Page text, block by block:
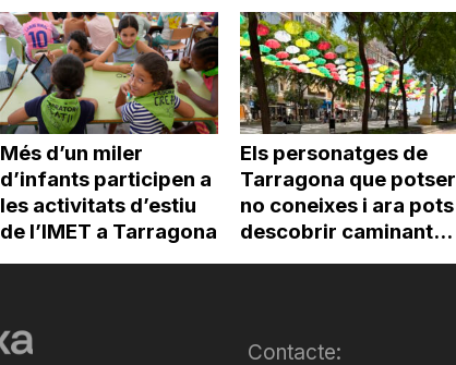
Més d’un miler
d’infants participen a
les activitats d’estiu
de l’IMET a Tarragona
Els personatges de
Tarragona que potser
no coneixes i ara pots
descobrir caminant...
Contacte: